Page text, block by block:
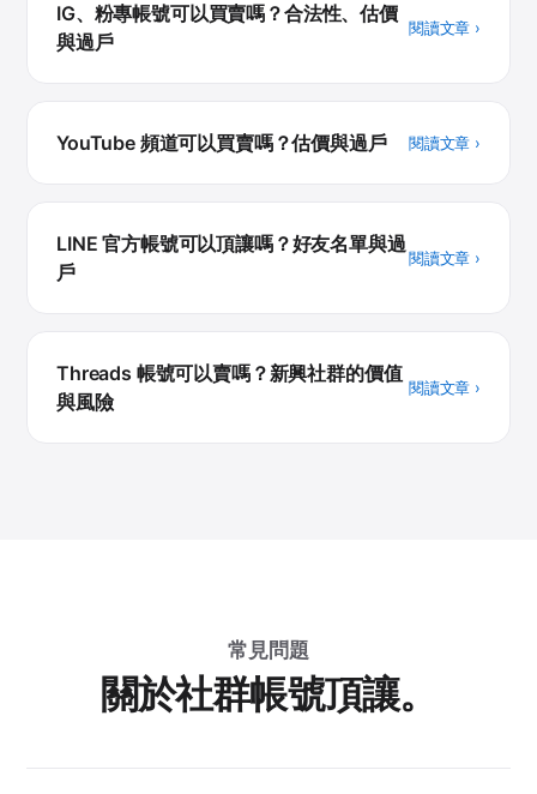
IG、粉專帳號可以買賣嗎？合法性、估價
與過戶
閱讀文章 ›
YouTube 頻道可以買賣嗎？估價與過戶 閱讀文章 ›
LINE 官方帳號可以頂讓嗎？好友名單與過
戶
閱讀文章 ›
Threads 帳號可以賣嗎？新興社群的價值
與風險
閱讀文章 ›
常見問題
關於社群帳號頂讓。